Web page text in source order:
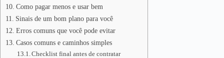
Como pagar menos e usar bem
Sinais de um bom plano para você
Erros comuns que você pode evitar
Casos comuns e caminhos simples
Checklist final antes de contratar